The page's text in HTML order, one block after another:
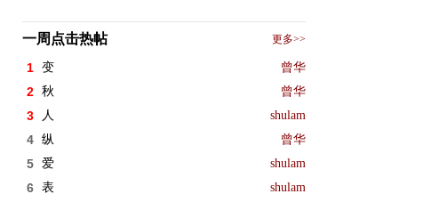
一周点击热帖 更多>>
1 变 曾华
2 秋 曾华
3 人 shulam
4 纵 曾华
5 爱 shulam
6 表 shulam